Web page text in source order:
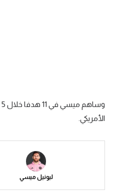
سعودي في الجول
الدوري الإنجليزي
دوري أبطال أوروبا
الأمريكي.
ليونيل ميسي